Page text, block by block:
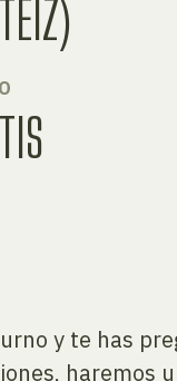
y te has
haremos